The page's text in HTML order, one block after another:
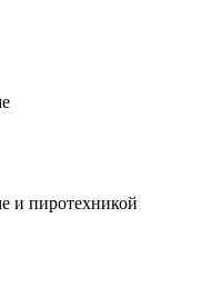
и пиротехникой